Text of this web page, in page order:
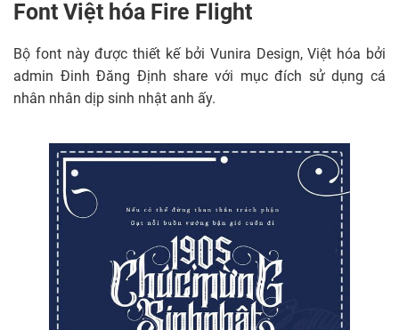
Font Việt hóa Fire Flight
Bộ font này được thiết kế bởi Vunira Design, Việt hóa bởi
admin Đinh Đăng Định share với mục đích sử dụng cá
nhân nhân dịp sinh nhật anh ấy.